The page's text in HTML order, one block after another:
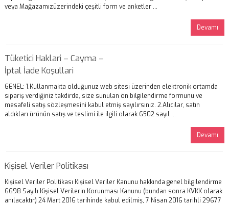
veya Mağazamızüzerindeki çeşitli form ve anketler ...
Devamı
Tüketici Haklari – Cayma –
İptal İade Koşullari
GENEL: 1.Kullanmakta olduğunuz web sitesi üzerinden elektronik ortamda
sipariş verdiğiniz takdirde, size sunulan ön bilgilendirme formunu ve
mesafeli satış sözleşmesini kabul etmiş sayılırsınız. 2.Alıcılar, satın
aldıkları ürünün satış ve teslimi ile ilgili olarak 6502 sayıl ...
Devamı
Kişisel Veriler Politikası
Kişisel Veriler Politikası Kişisel Veriler Kanunu hakkında genel bilgilendirme
6698 Sayılı Kişisel Verilerin Korunması Kanunu (bundan sonra KVKK olarak
anılacaktır) 24 Mart 2016 tarihinde kabul edilmiş, 7 Nisan 2016 tarihli 29677